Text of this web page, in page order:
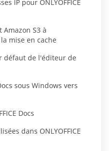
IP pour ONLYOFFICE
S3 à
la mise en cache
défaut de l'éditeur de
sous Windows vers
Docs
dans ONLYOFFICE